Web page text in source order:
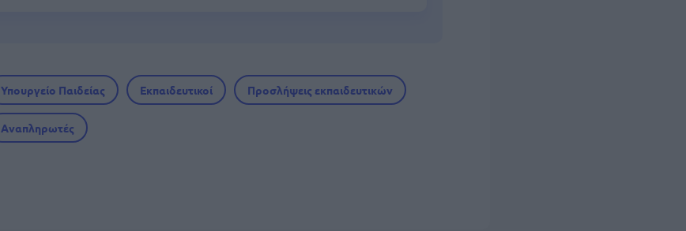
Υπουργείο Παιδείας Εκπαιδευτικοί Προσλήψεις εκπαιδευτικών
Αναπληρωτές